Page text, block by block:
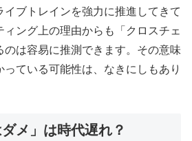
ブトレインを強力に推進してきて
ィング上の理由からも「クロスチェ
のは容易に推測できます。その意味
ている可能性は、なきにしもあり
ダメ」は時代遅れ？